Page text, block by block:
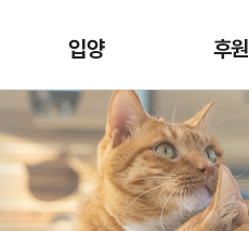
입양 후원